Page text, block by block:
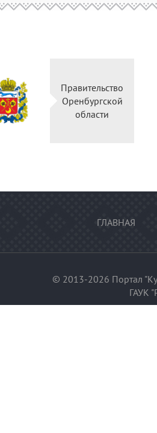
Правительство
Оренбургской
области
ГЛАВНАЯ
© 2013-2026 Портал
ГАУК